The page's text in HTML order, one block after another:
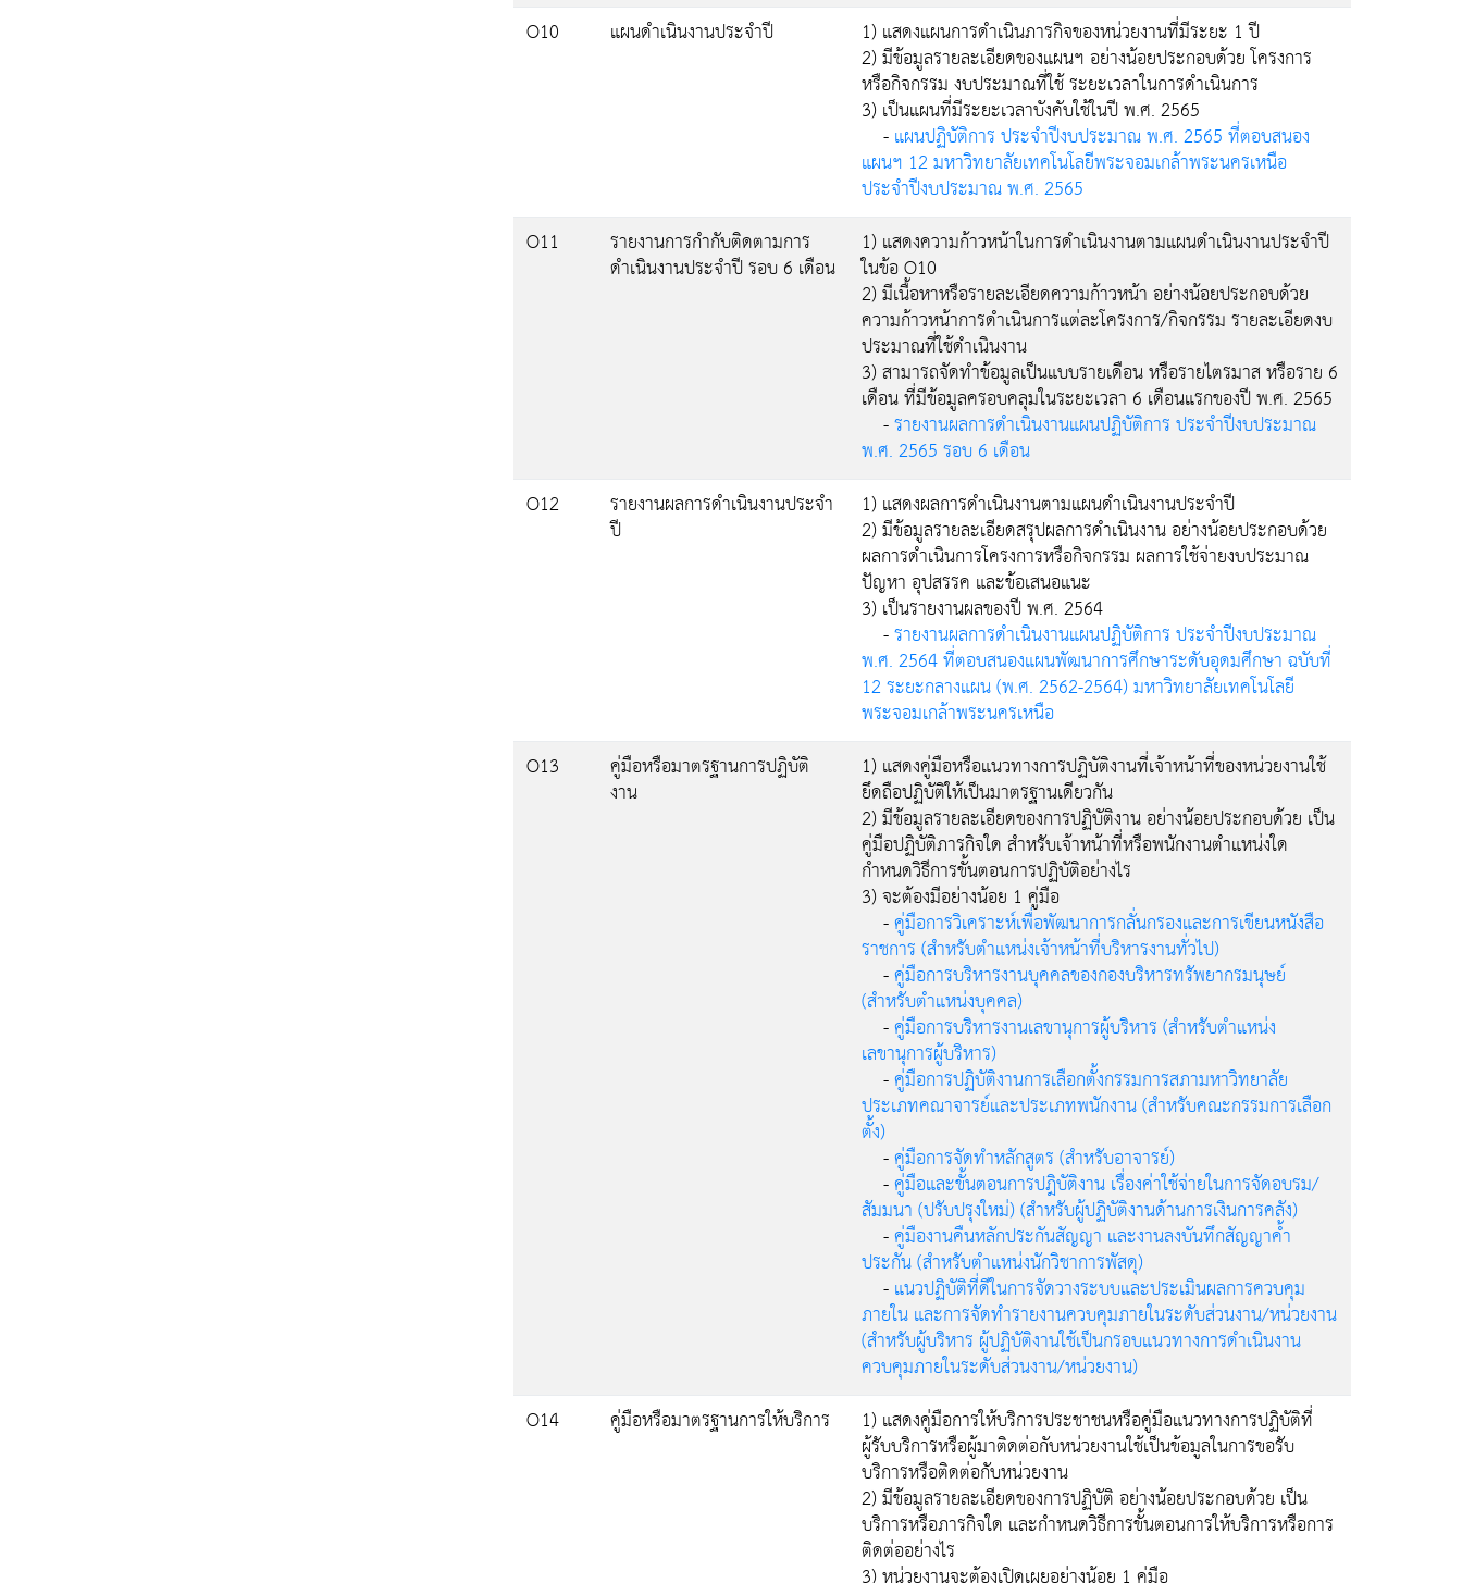
O10 แผนดำเนินงานประจำปี 1) แสดงแผนการดำเนินภารกิจของหน่วยงานที่มีระยะ 1 ปี
2) มีข้อมูลรายละเอียดของแผนฯ อย่างน้อยประกอบด้วย โครงการ
หรือกิจกรรม งบประมาณที่ใช้ ระยะเวลาในการดำเนินการ
3) เป็นแผนที่มีระยะเวลาบังคับใช้ในปี พ.ศ. 2565
-แผนปฏิบัติการ ประจำปีงบประมาณ พ.ศ. 2565 ที่ตอบสนอง
แผนฯ 12 มหาวิทยาลัยเทคโนโลยีพระจอมเกล้าพระนครเหนือ
ประจำปีงบประมาณ พ.ศ. 2565
O11
รายงานการกำกับติดตามการ
ดำเนินงานประจำปี รอบ 6 เดือน
1) แสดงความก้าวหน้าในการดำเนินงานตามแผนดำเนินงานประจำปี
ในข้อ O10
2) มีเนื้อหาหรือรายละเอียดความก้าวหน้า อย่างน้อยประกอบด้วย
ความก้าวหน้าการดำเนินการแต่ละโครงการ/กิจกรรม รายละเอียดงบ
ประมาณที่ใช้ดำเนินงาน
3) สามารถจัดทำข้อมูลเป็นแบบรายเดือน หรือรายไตรมาส หรือราย 6
เดือน ที่มีข้อมูลครอบคลุมในระยะเวลา 6 เดือนแรกของปี พ.ศ. 2565
-รายงานผลการดำเนินงานแผนปฏิบัติการ ประจำปีงบประมาณ
พ.ศ. 2565 รอบ 6 เดือน
O12
รายงานผลการดำเนินงานประจำ
ปี
1) แสดงผลการดำเนินงานตามแผนดำเนินงานประจำปี
2) มีข้อมูลรายละเอียดสรุปผลการดำเนินงาน อย่างน้อยประกอบด้วย
ผลการดำเนินการโครงการหรือกิจกรรม ผลการใช้จ่ายงบประมาณ
ปัญหา อุปสรรค และข้อเสนอแนะ
3) เป็นรายงานผลของปี พ.ศ. 2564
-รายงานผลการดำเนินงานแผนปฏิบัติการ ประจำปีงบประมาณ
พ.ศ. 2564 ที่ตอบสนองแผนพัฒนาการศึกษาระดับอุดมศึกษา ฉบับที่
12 ระยะกลางแผน (พ.ศ. 2562-2564) มหาวิทยาลัยเทคโนโลยี
พระจอมเกล้าพระนครเหนือ
O13
คู่มือหรือมาตรฐานการปฏิบัติ
งาน
1) แสดงคู่มือหรือแนวทางการปฏิบัติงานที่เจ้าหน้าที่ของหน่วยงานใช้
ยึดถือปฏิบัติให้เป็นมาตรฐานเดียวกัน
2) มีข้อมูลรายละเอียดของการปฏิบัติงาน อย่างน้อยประกอบด้วย เป็น
คู่มือปฏิบัติภารกิจใด สำหรับเจ้าหน้าที่หรือพนักงานตำแหน่งใด
กำหนดวิธีการขั้นตอนการปฏิบัติอย่างไร
3) จะต้องมีอย่างน้อย 1 คู่มือ
-คู่มือการวิเคราะห์เพื่อพัฒนาการกลั่นกรองและการเขียนหนังสือ
ราชการ (สำหรับตำแหน่งเจ้าหน้าที่บริหารงานทั่วไป)
-คู่มือการบริหารงานบุคคลของกองบริหารทรัพยากรมนุษย์
(สำหรับตำแหน่งบุคคล)
-คู่มือการบริหารงานเลขานุการผู้บริหาร (สำหรับตำแหน่ง
เลขานุการผู้บริหาร)
-คู่มือการปฏิบัติงานการเลือกตั้งกรรมการสภามหาวิทยาลัย
ประเภทคณาจารย์และประเภทพนักงาน (สำหรับคณะกรรมการเลือก
ตั้ง)
-คู่มือการจัดทำหลักสูตร (สำหรับอาจารย์)
-คู่มือและขั้นตอนการปฎิบัติงาน เรื่องค่าใช้จ่ายในการจัดอบรม/
สัมมนา (ปรับปรุงใหม่) (สำหรับผู้ปฏิบัติงานด้านการเงินการคลัง)
-คู่มืองานคืนหลักประกันสัญญา และงานลงบันทึกสัญญาค้ำ
ประกัน (สำหรับตำแหน่งนักวิชาการพัสดุ)
-แนวปฏิบัติที่ดีในการจัดวางระบบและประเมินผลการควบคุม
ภายใน และการจัดทำรายงานควบคุมภายในระดับส่วนงาน/หน่วยงาน
(สำหรับผู้บริหาร ผู้ปฏิบัติงานใช้เป็นกรอบแนวทางการดำเนินงาน
ควบคุมภายในระดับส่วนงาน/หน่วยงาน)
O14
คู่มือหรือมาตรฐานการให้บริการ 1) แสดงคู่มือการให้บริการประชาชนหรือคู่มือแนวทางการปฏิบัติที่
ผู้รับบริการหรือผู้มาติดต่อกับหน่วยงานใช้เป็นข้อมูลในการขอรับ
บริการหรือติดต่อกับหน่วยงาน
2) มีข้อมูลรายละเอียดของการปฏิบัติ อย่างน้อยประกอบด้วย เป็น
บริการหรือภารกิจใด และกำหนดวิธีการขั้นตอนการให้บริการหรือการ
ติดต่ออย่างไร